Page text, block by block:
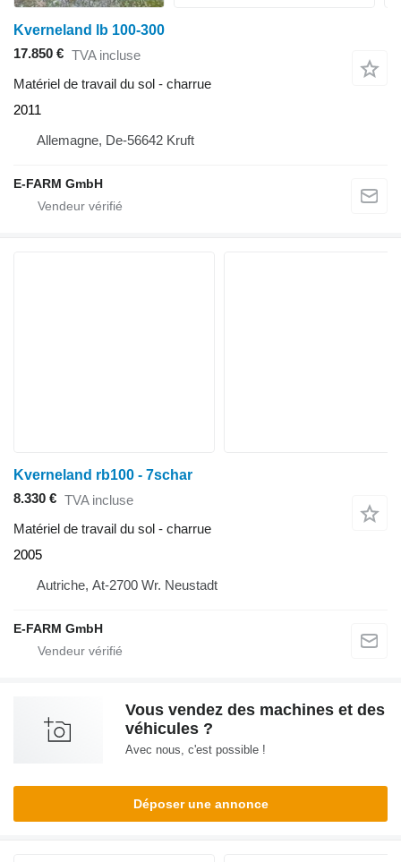
Kverneland lb 100-300
17.850 € TVA incluse
Matériel de travail du sol - charrue
2011
Allemagne, De-56642 Kruft
E-FARM GmbH
Kverneland rb100 - 7schar
8.330 € TVA incluse
Matériel de travail du sol - charrue
2005
Autriche, At-2700 Wr. Neustadt
E-FARM GmbH
Vous vendez des machines et des
véhicules ?
Avec nous, c'est possible !
Déposer une annonce